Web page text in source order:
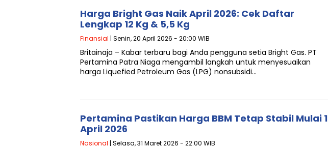
Harga Bright Gas Naik April 2026: Cek Daftar
Lengkap 12 Kg & 5,5 Kg
Finansial | Senin, 20 April 2026 - 20:00 WIB
Britainaja – Kabar terbaru bagi Anda pengguna setia Bright Gas. PT
Pertamina Patra Niaga mengambil langkah untuk menyesuaikan
harga Liquefied Petroleum Gas (LPG) nonsubsidi…
Pertamina Pastikan Harga BBM Tetap Stabil Mulai 1
April 2026
Nasional | Selasa, 31 Maret 2026 - 22:00 WIB